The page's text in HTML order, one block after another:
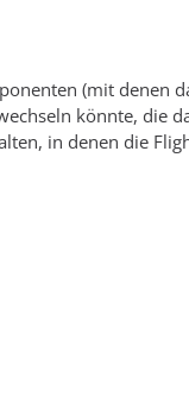
(mit denen
könnte, die
in denen die